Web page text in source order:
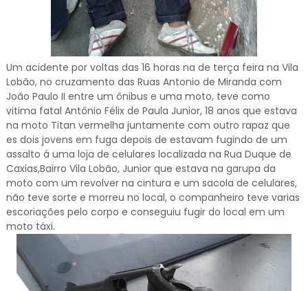
Um acidente por voltas das 16 horas na de terça feira na Vila
Lobão, no cruzamento das Ruas Antonio de Miranda com
João Paulo II entre um ônibus e uma moto, teve como
vitima fatal Antônio Félix de Paula Junior, 18 anos que estava
na moto Titan vermelha juntamente com outro rapaz que
es dois jovens em fuga depois de estavam fugindo de um
assalto á uma loja de celulares localizada na Rua Duque de
Caxias,Bairro Vila Lobão, Junior que estava na garupa da
moto com um revolver na cintura e um sacola de celulares,
não teve sorte e morreu no local, o companheiro teve varias
escoriações pelo corpo e conseguiu fugir do local em um
moto táxi.